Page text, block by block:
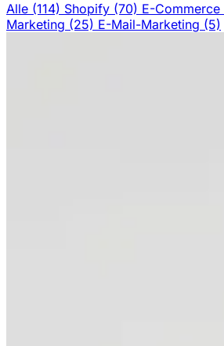
Alle (114) Shopify (70) E-Commerce
Marketing (25) E-Mail-Marketing (5)